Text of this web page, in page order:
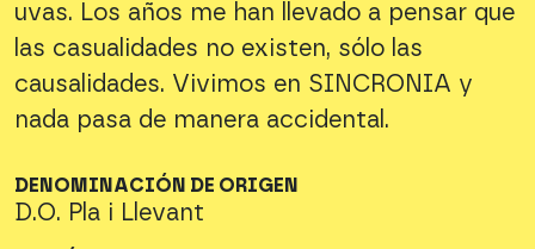
uvas. Los años me han llevado a pensar que
las casualidades no existen, sólo las
causalidades. Vivimos en SINCRONIA y
nada pasa de manera accidental.
DENOMINACIÓN DE ORIGEN
D.O. Pla i Llevant